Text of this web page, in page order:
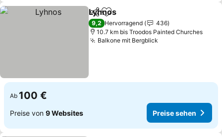
TeilenZu Favoriten hinzufügen
Lyhnos
9,2 Hervorragend
436
10.7 km bis Troodos Painted Churches
Balkone mit Bergblick
Ab 100 €
Preise von 9 Websites Preise sehen